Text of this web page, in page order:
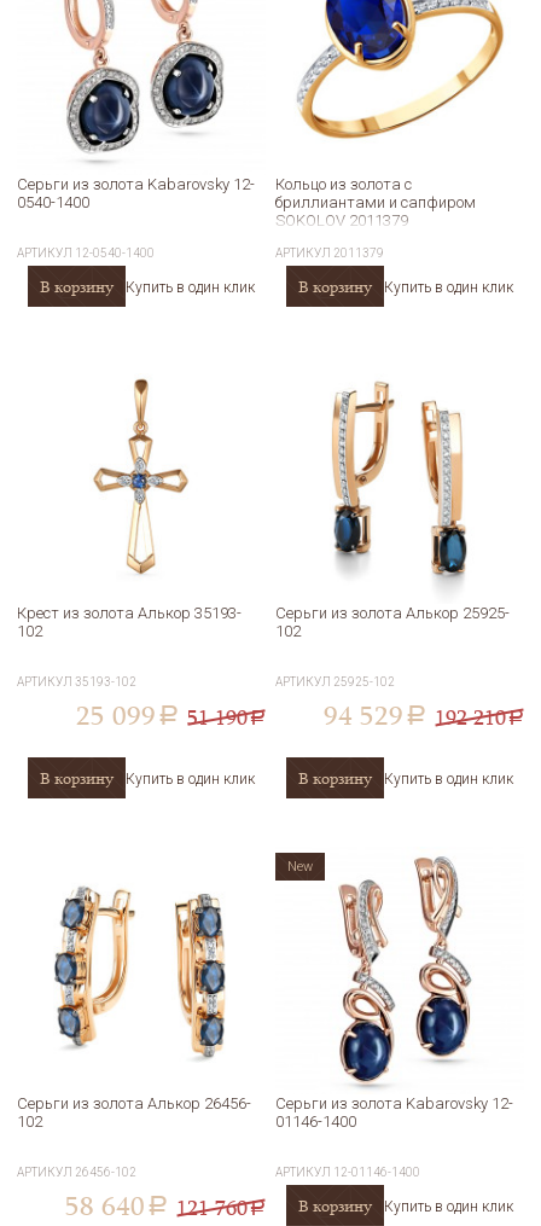
Серьги из золота Kabarovsky 12-
0540-1400
АРТИКУЛ 12-0540-1400
В корзину Купить в один клик
Кольцо из золота с
бриллиантами и сапфиром
SOKOLOV 2011379
АРТИКУЛ 2011379
В корзину Купить в один клик
Крест из золота Алькор 35193-
102
АРТИКУЛ 35193-102
25 099 a 51 190a
В корзину Купить в один клик
Серьги из золота Алькор 25925-
102
АРТИКУЛ 25925-102
94 529 a 192 210a
В корзину Купить в один клик
Серьги из золота Алькор 26456-
102
АРТИКУЛ 26456-102
58 640 a 121 760a
Серьги из золота Kabarovsky 12-
01146-1400
АРТИКУЛ 12-01146-1400
В корзину Купить в один клик
New